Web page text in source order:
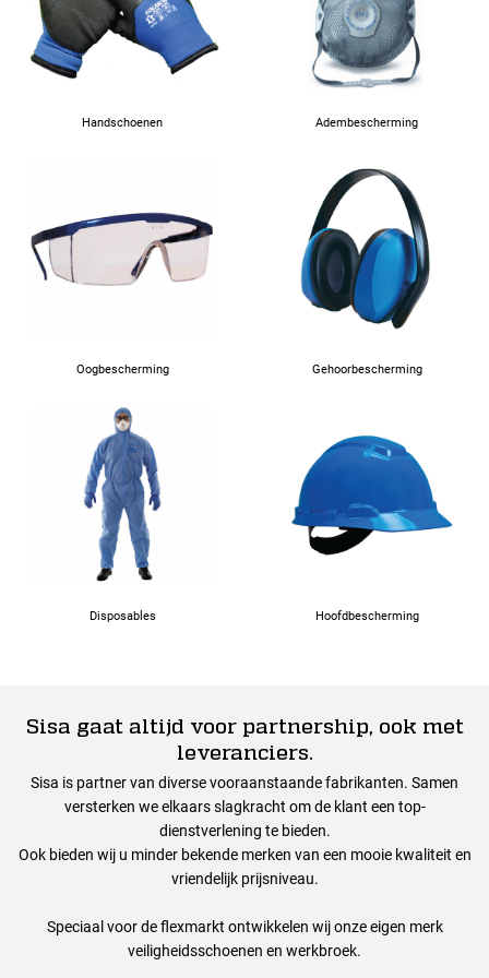
Handschoenen Adembescherming
Oogbescherming Gehoorbescherming
Disposables Hoofdbescherming
Sisa gaat altijd voor partnership, ook met
leveranciers.
Sisa is partner van diverse vooraanstaande fabrikanten. Samen
versterken we elkaars slagkracht om de klant een top-
dienstverlening te bieden.
Ook bieden wij u minder bekende merken van een mooie kwaliteit en
vriendelijk prijsniveau.
Speciaal voor de flexmarkt ontwikkelen wij onze eigen merk
veiligheidsschoenen en werkbroek.